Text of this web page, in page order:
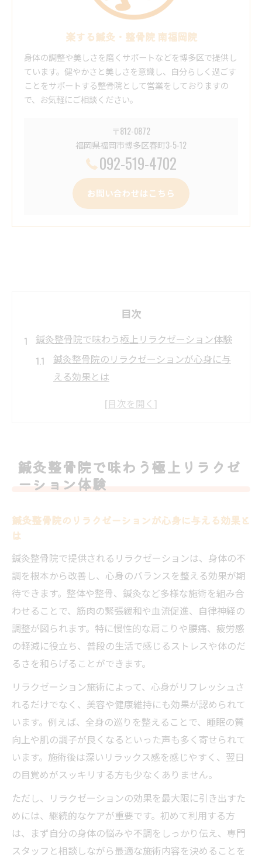
楽する鍼灸・整骨院 南福岡院
身体の調整や美しさを磨くサポートなどを博多区で提供し
ています。健やかさと美しさを意識し、自分らしく過ごす
ことをサポートする整骨院として営業をしておりますの
で、お気軽にご相談ください。
〒812-0872
福岡県福岡市博多区春町3-5-12
092-519-4702
お問い合わせはこちら
目次
鍼灸整骨院で味わう極上リラクゼーション体験
鍼灸整骨院のリラクゼーションが心身に与
える効果とは
鍼灸整骨院選びで大切なポイントとリラク
ゼーションの質
る
鍼灸整骨院で本来の自分らしさをサポート
する方法
鍼灸整骨院が提供する心と身体のバランス
南福岡駅近くの鍼灸整骨院ケアでリフレッ
シュ体験
サポート
美容や骨盤矯正も鍼灸整骨院で叶える理由
肩こりや腰痛に悩むなら鍼灸整骨院で改善
鍼灸整骨院が肩こりや腰痛改善に選ばれる
理由
四十肩や腰痛に鍼灸整骨院の施術は効果的
か
鍼灸整骨院の施術で根本的な不調改善を目
指す
鍼灸整骨院で味わう極上リラクゼ
ーション体験
鍼灸整骨院のリラクゼーションが心身に与える効果と
は
鍼灸整骨院で提供されるリラクゼーションは、身体の不
調を根本から改善し、心身のバランスを整える効果が期
待できます。整体や整骨、鍼灸など多様な施術を組み合
わせることで、筋肉の緊張緩和や血流促進、自律神経の
調整が図られます。特に慢性的な肩こりや腰痛、疲労感
の軽減に役立ち、普段の生活で感じるストレスや体のだ
るさを和らげることができます。
リラクゼーション施術によって、心身がリフレッシュさ
れるだけでなく、美容や健康維持にも効果が認められて
います。例えば、全身の巡りを整えることで、睡眠の質
向上や肌の調子が良くなるといった声も多く寄せられて
います。施術後は深いリラックス感を感じやすく、翌日
の目覚めがスッキリする方も少なくありません。
ただし、リラクゼーションの効果を最大限に引き出すた
めには、継続的なケアが重要です。初めて利用する方
は、まず自分の身体の悩みや不調をしっかり伝え、専門
スタッフと相談しながら最適な施術内容を決めることを